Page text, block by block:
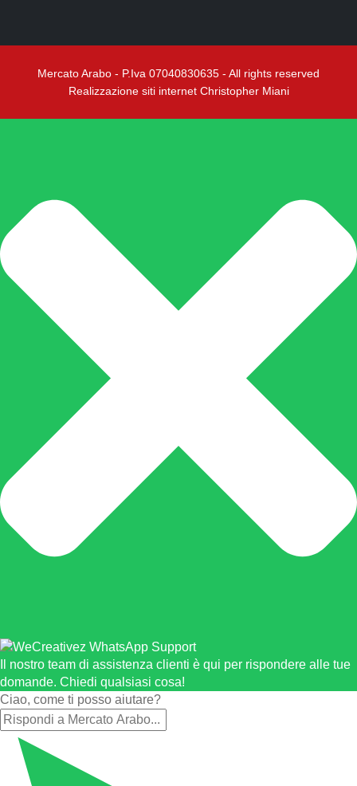
Mercato Arabo - P.Iva 07040830635 - All rights reserved
Realizzazione siti internet Christopher Miani
Il nostro team di assistenza clienti è qui per rispondere alle tue
domande. Chiedi qualsiasi cosa!
Ciao, come ti posso aiutare?